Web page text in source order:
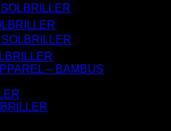
– BAMBUS